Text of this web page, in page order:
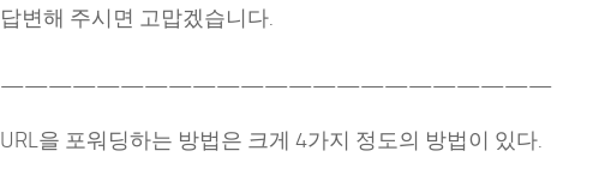
답변해 주시면 고맙겠습니다.
———————————————————————
URL을 포워딩하는 방법은 크게 4가지 정도의 방법이 있다.